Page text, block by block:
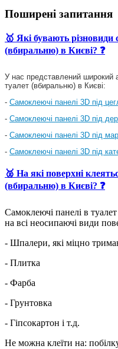
Поширені запитання
🥇 Які бувають
(вбиральню) в Києві? ❓
У нас представлений широкий
туалет (вбиральню) в Києві:
- Самоклеючі панелі 3D під
- Самоклеючі панелі 3D під
- Самоклеючі панелі 3D під
- Самоклеючі панелі 3D під
🥈 На які поверхні
(вбиральню) в Києві? ❓
Самоклеючі панелі в
на всі неосипаючі види
- Шпалери, які міцно
- Плитка
- Фарба
- Грунтовка
- Гіпсокартон і т.д.
Не можна клеїти на: